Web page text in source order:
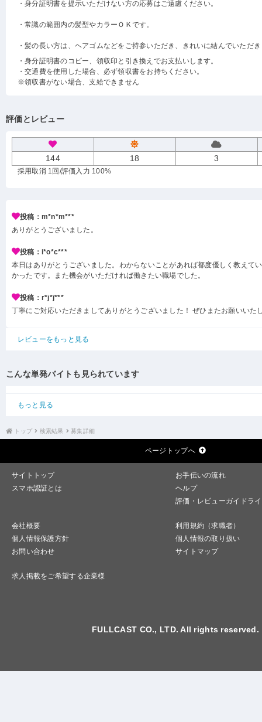
・身分証明書を提示いただけない方の応募はご遠慮ください。
・常識の範囲内の髪型やカラーＯＫです。
・髪の長い方は、ヘアゴムなどをご持参いただき、きれいに結んでいただ
・身分証明書のコピー、領収印と引き換えでお支払いします。
・交通費を使用した場合、必ず領収書をお持ちください。
※領収書がない場合、支給できません
評価とレビュー
144 18 3
採用取消 1回 /評価入力 100%
投稿：m*n*m***
ありがとうございました。
投稿：i*o*c***
本日はありがとうございました。わからないことがあれば都度優しく教えて
かったです。また機会がいただければ働きたい職場でした。
投稿：r*j*j***
丁寧にご対応いただきましてありがとうございました！ ぜひまたお願いいた
レビューをもっと見る
こんな単発バイトも見られています
もっと見る
トップ 検索結果 募集詳細
ページトップへ
サイトトップ
お手伝いの流れ
スマホ認証とは
ヘルプ
評価・レビューガイドラ
会社概要
利用規約（求職者）
個人情報保護方針
個人情報の取り扱い
お問い合わせ
サイトマップ
求人掲載をご希望する企業様
FULLCAST CO., LTD. All rights reserved.